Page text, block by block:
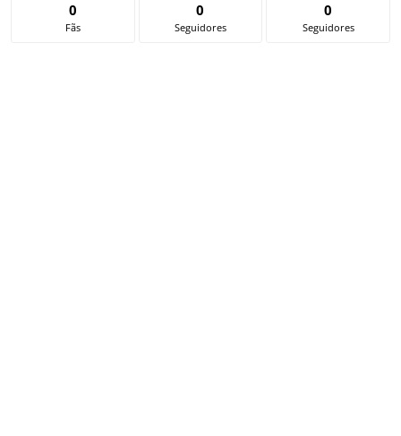
0
Fãs
0
Seguidores
0
Seguidores